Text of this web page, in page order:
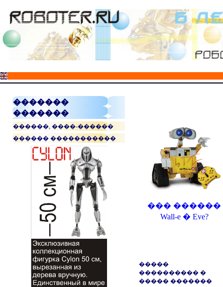
�������
�������
������, ����-������
������ �����������
��� ������
Wall-e � Eve?
�����
���������� �
����� �������